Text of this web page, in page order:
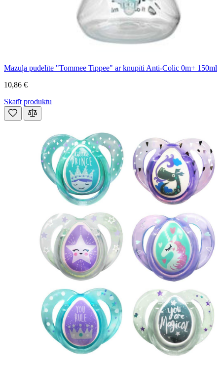
Mazuļa pudelīte "Tommee Tippee" ar knupīti Anti-Colic 0m+ 150ml
10,86 €
Skatīt produktu